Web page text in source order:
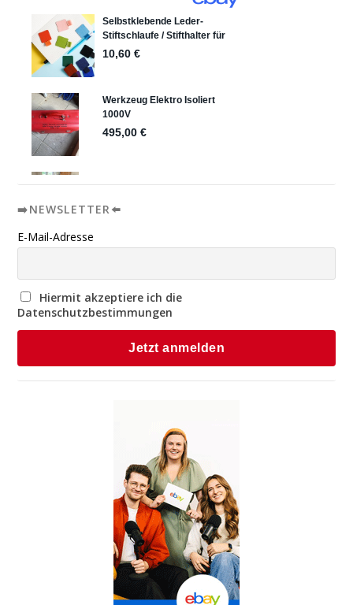
➡️NEWSLETTER⬅️
E-Mail-Adresse
Hiermit akzeptiere ich die
Datenschutzbestimmungen